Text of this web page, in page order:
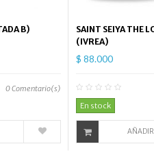
B)
0Comentario(s)
SAINT SEIYA THE
(IVREA)
$ 88.000
En stock